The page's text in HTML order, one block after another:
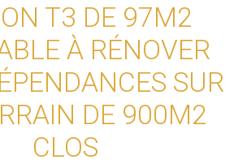
T3 DE 97M2
À RÉNOVER
SUR
DE 900M2
CLOS